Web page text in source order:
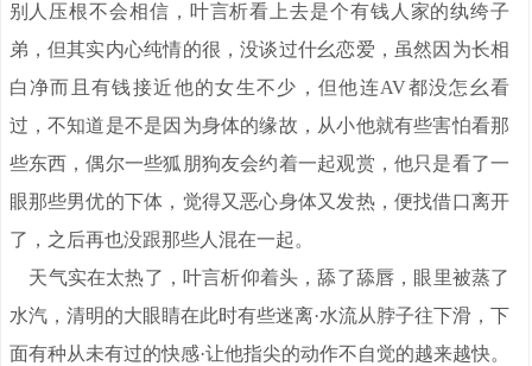
别人压根不会相信，叶言析看上去是个有钱人家的纨绔子
弟，但其实内心纯情的很，没谈过什幺恋爱，虽然因为长相
白净而且有钱接近他的女生不少，但他连AV都没怎幺看
过，不知道是不是因为身体的缘故，从小他就有些害怕看那
些东西，偶尔一些狐朋狗友会约着一起观赏，他只是看了一
眼那些男优的下体，觉得又恶心身体又发热，便找借口离开
了，之后再也没跟那些人混在一起。
天气实在太热了，叶言析仰着头，舔了舔唇，眼里被蒸了
水汽，清明的大眼睛在此时有些迷离·水流从脖子往下滑，下
面有种从未有过的快感·让他指尖的动作不自觉的越来越快。